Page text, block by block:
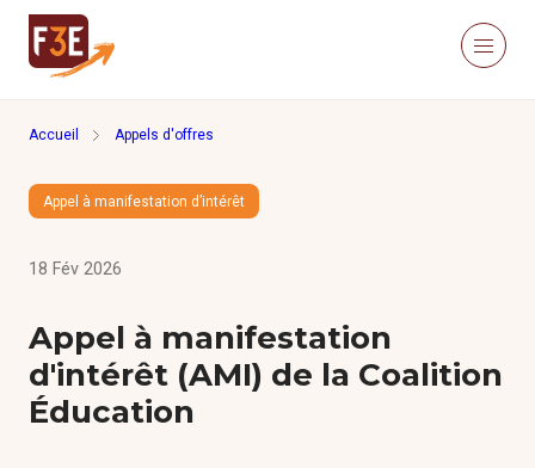
Aller au contenu principal
Menu
Recherche sur le site
Ressources
Je m’informe
Méthodologies
Accueil Appels d'offres
Appel à manifestation d’intérêt
18 Fév 2026
Appel à manifestation
d'intérêt (AMI) de la Coalition
Éducation
Panneau de gestion des cookies